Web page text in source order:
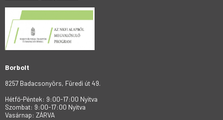
Borbolt
8257 Badacsonyörs, Füredi út 49.
Hétfő-Péntek: 9:00-17:00 Nyitva
Szombat: 9:00-17:00 Nyitva
Vasárnap: ZÁRVA